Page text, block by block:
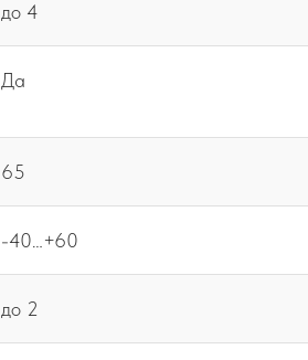
до 4
Да
65
-40…+60
до 2